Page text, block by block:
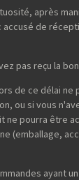
après
de
pas reçu la
de ce délai ne
ou si vous
ne pourra être
(emballage,
ayant